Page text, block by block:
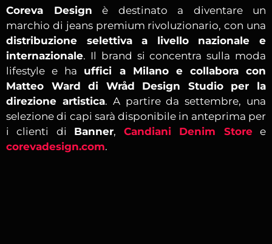
Coreva Design è destinato a diventare un
marchio di jeans premium rivoluzionario, con una
distribuzione selettiva a livello nazionale e
internazionale. Il brand si concentra sulla moda
lifestyle e ha uffici a Milano e collabora con
Matteo Ward di Wråd Design Studio per la
direzione artistica. A partire da settembre, una
selezione di capi sarà disponibile in anteprima per
i clienti di Banner, Candiani Denim Storee
corevadesign.com.